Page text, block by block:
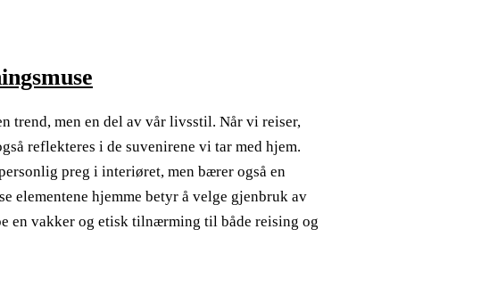
trend, men en del av vår livsstil. Når vi reiser,
reflekteres i de suvenirene vi tar med hjem.
preg i interiøret, men bærer også en
elementene hjemme betyr å velge gjenbruk av
en vakker og etisk tilnærming til både reising og